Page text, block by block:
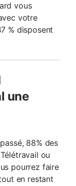
vous
votre
% disposent
une
88% des
ou
pourrez faire
en restant